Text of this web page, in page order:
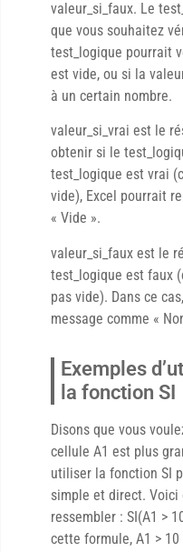
valeur_si_faux. Le
que vous souhaitez
test_logique pourrait
est vide, ou si la
à un certain nombre.
valeur_si_vrai est le
obtenir si le
test_logique est vrai
vide), Excel pourrait
« Vide ».
valeur_si_faux est le
test_logique est faux
pas vide). Dans ce
message comme «
Exemples
la fonction SI
Disons que vous
cellule A1 est plus
utiliser la fonction SI
simple et direct.
ressembler : SI(A1 >
cette formule, A1 >